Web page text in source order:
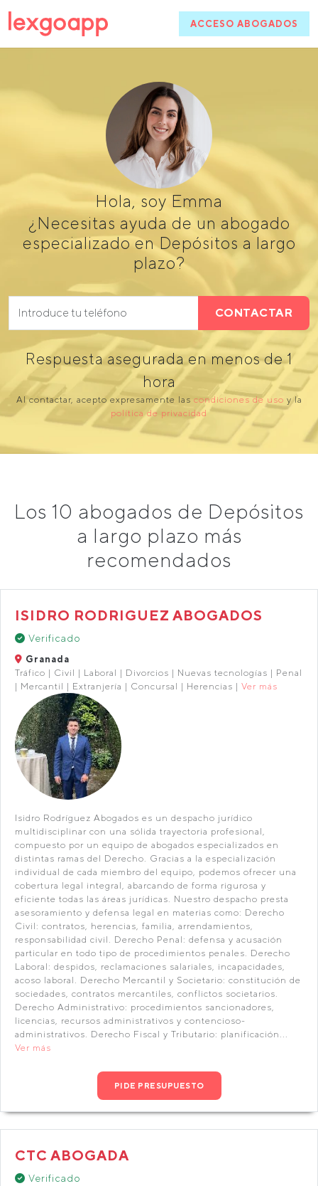
ACCESO ABOGADOS
Hola, soy Emma
¿Necesitas ayuda de un abogado
especializado en Depósitos a largo
plazo?
CONTACTAR
Respuesta asegurada en menos de 1
hora
Al contactar, acepto expresamente las condiciones de uso y la
política de privacidad
Los 10 abogados de Depósitos
a largo plazo más
recomendados
ISIDRO RODRIGUEZ ABOGADOS
Verificado
Granada
Tráfico | Civil | Laboral | Divorcios | Nuevas tecnologías | Penal
| Mercantil | Extranjería | Concursal | Herencias | Ver más
Isidro Rodríguez Abogados es un despacho jurídico
multidisciplinar con una sólida trayectoria profesional,
compuesto por un equipo de abogados especializados en
distintas ramas del Derecho. Gracias a la especialización
individual de cada miembro del equipo, podemos ofrecer una
cobertura legal integral, abarcando de forma rigurosa y
eficiente todas las áreas jurídicas. Nuestro despacho presta
asesoramiento y defensa legal en materias como: Derecho
Civil: contratos, herencias, familia, arrendamientos,
responsabilidad civil. Derecho Penal: defensa y acusación
particular en todo tipo de procedimientos penales. Derecho
Laboral: despidos, reclamaciones salariales, incapacidades,
acoso laboral. Derecho Mercantil y Societario: constitución de
sociedades, contratos mercantiles, conflictos societarios.
Derecho Administrativo: procedimientos sancionadores,
licencias, recursos administrativos y contencioso-
administrativos. Derecho Fiscal y Tributario: planificación...
Ver más
PIDE PRESUPUESTO
CTC ABOGADA
Verificado